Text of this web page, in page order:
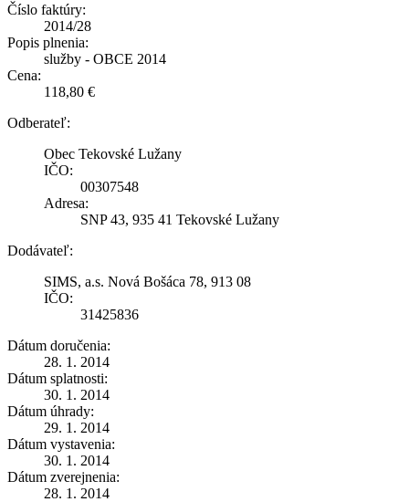
Číslo faktúry:
2014/28
Popis plnenia:
služby - OBCE 2014
Cena:
118,80 €
Odberateľ:
Obec Tekovské Lužany
IČO:
00307548
Adresa:
SNP 43, 935 41 Tekovské Lužany
Dodávateľ:
SIMS, a.s. Nová Bošáca 78, 913 08
IČO:
31425836
Dátum doručenia:
28. 1. 2014
Dátum splatnosti:
30. 1. 2014
Dátum úhrady:
29. 1. 2014
Dátum vystavenia:
30. 1. 2014
Dátum zverejnenia:
28. 1. 2014